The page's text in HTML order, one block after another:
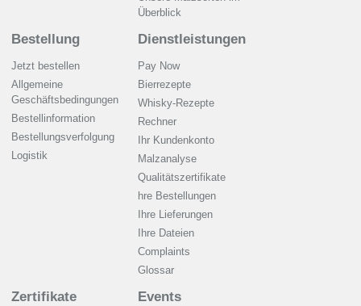
Überblick
Bestellung
Jetzt bestellen
Allgemeine
Geschäftsbedingungen
Bestellinformation
Bestellungsverfolgung
Logistik
Dienstleistungen
Pay Now
Bierrezepte
Whisky-Rezepte
Rechner
Ihr Kundenkonto
Malzanalyse
Qualitätszertifikate
hre Bestellungen
Ihre Lieferungen
Ihre Dateien
Complaints
Glossar
Zertifikate Events